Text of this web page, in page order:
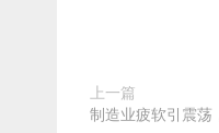
上一篇
制造业疲软引震荡